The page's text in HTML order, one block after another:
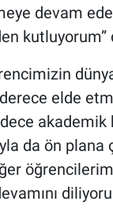
devam
kutluyorum”
elde
akademik
da ön plana